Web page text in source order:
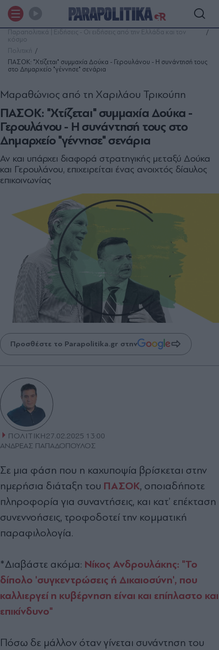
Παραπολιτικά | Ειδήσεις - Οι ειδήσεις από την Ελλάδα και τον
κόσμο
Πολιτική
ΠΑΣΟΚ: "Χτίζεται" συμμαχία Δούκα - Γερουλάνου - Η συνάντησή τους
στο Δημαρχείο "γέννησε" σενάρια
ΠΑΣΟΚ: "Χτίζεται" συμμαχία Δούκα -
Γερουλάνου - Η συνάντησή τους στο
Δημαρχείο "γέννησε" σενάρια
Μαραθώνιος από τη Χαριλάου Τρικούπη
Αν και υπάρχει διαφορά στρατηγικής μεταξύ Δούκα
και Γερουλάνου, επιχειρείται ένας ανοιχτός δίαυλος
επικοινωνίας
Προσθέστε το Parapolitika.gr στην
ΠΟΛΙΤΙΚΗ27.02.2025 13:00
ΑΝΔΡΕΑΣ ΠΑΠΑΔΟΠΟΥΛΟΣ
Σε µια φάση που η καχυποψία βρίσκεται στην
ηµερήσια διάταξη του ΠΑΣΟΚ, οποιαδήποτε
πληροφορία για συναντήσεις, και κατ’ επέκταση
συνεννοήσεις, τροφοδοτεί την κοµµατική
παραφιλολογία.
*Διαβάστε ακόμα: Νίκος Ανδρουλάκης: "Το
δίπολο 'συγκεντρώσεις ή Δικαιοσύνη', που
καλλιεργεί η κυβέρνηση είναι και επίπλαστο και
επικίνδυνο"
Πόσω δε µάλλον όταν γίνεται συνάντηση του